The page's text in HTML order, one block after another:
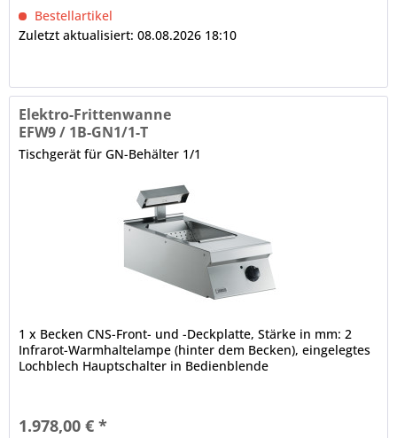
Bestellartikel
Zuletzt aktualisiert: 08.08.2026 18:10
Elektro-Frittenwanne
EFW9 / 1B-GN1/1-T
Tischgerät für GN-Behälter 1/1
1 x Becken CNS-Front- und -Deckplatte, Stärke in mm: 2
Infrarot-Warmhaltelampe (hinter dem Becken), eingelegtes
Lochblech Hauptschalter in Bedienblende
1.978,00 € *